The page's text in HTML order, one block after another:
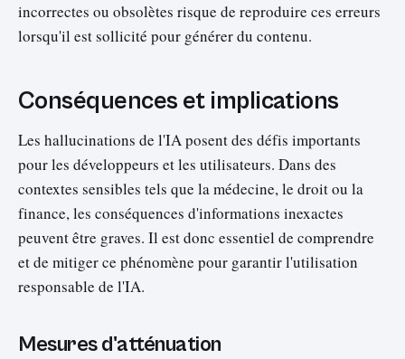
incorrectes ou obsolètes risque de reproduire ces erreurs
lorsqu'il est sollicité pour générer du contenu.
Conséquences et implications
Les hallucinations de l'IA posent des défis importants
pour les développeurs et les utilisateurs. Dans des
contextes sensibles tels que la médecine, le droit ou la
finance, les conséquences d'informations inexactes
peuvent être graves. Il est donc essentiel de comprendre
et de mitiger ce phénomène pour garantir l'utilisation
responsable de l'IA.
Mesures d'atténuation